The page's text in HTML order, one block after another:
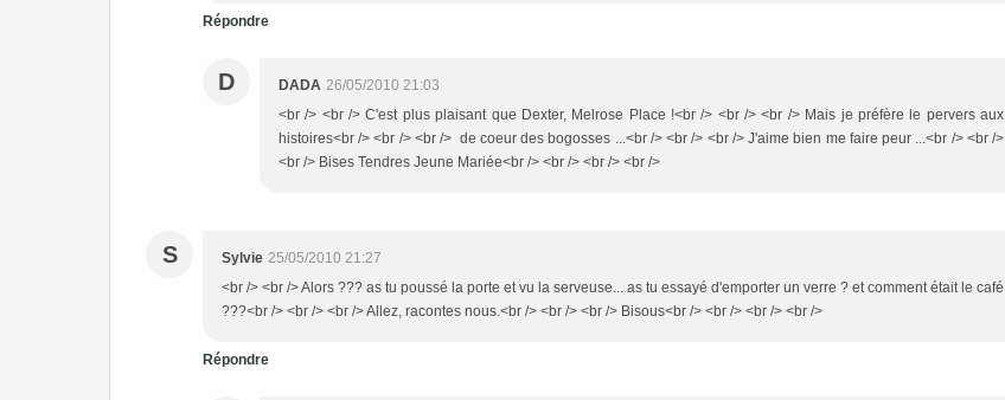
Répondre
D DADA 26/05/2010 21:03
<br /> <br /> C'est plus plaisant que Dexter, Melrose Place !<br /> <br /> <br /> Mais je préfère le pervers aux
histoires<br /> <br /> <br /> de coeur des bogosses ...<br /> <br /> <br /> J'aime bien me faire peur ...<br /> <br />
<br /> Bises Tendres Jeune Mariée<br /> <br /> <br /> <br />
S Sylvie 25/05/2010 21:27
<br /> <br /> Alors ??? as tu poussé la porte et vu la serveuse... as tu essayé d'emporter un verre ? et comment était le café
???<br /> <br /> <br /> Allez, racontes nous.<br /> <br /> <br /> Bisous<br /> <br /> <br /> <br />
Répondre